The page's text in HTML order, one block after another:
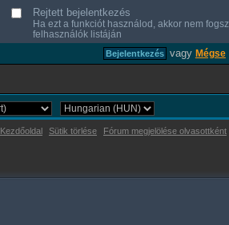
Rejtett bejelentkezés
Ha ezt a funkciót használod, akkor nem
felhasználók listáján
vagy Mégse
Kezdőoldal Sütik törlése Fórum megjelölése olvasottként